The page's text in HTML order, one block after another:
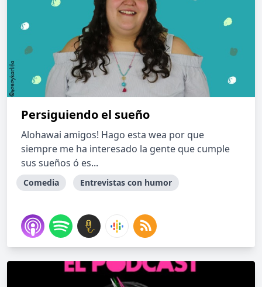
Persiguiendo el sueño
Alohawai amigos! Hago esta wea por que
siempre me ha interesado la gente que cumple
sus sueños ó es...
Comedia Entrevistas con humor